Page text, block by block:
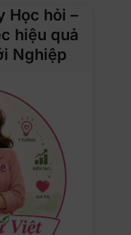
Học hỏi –
hiệu quả
Nghiệp